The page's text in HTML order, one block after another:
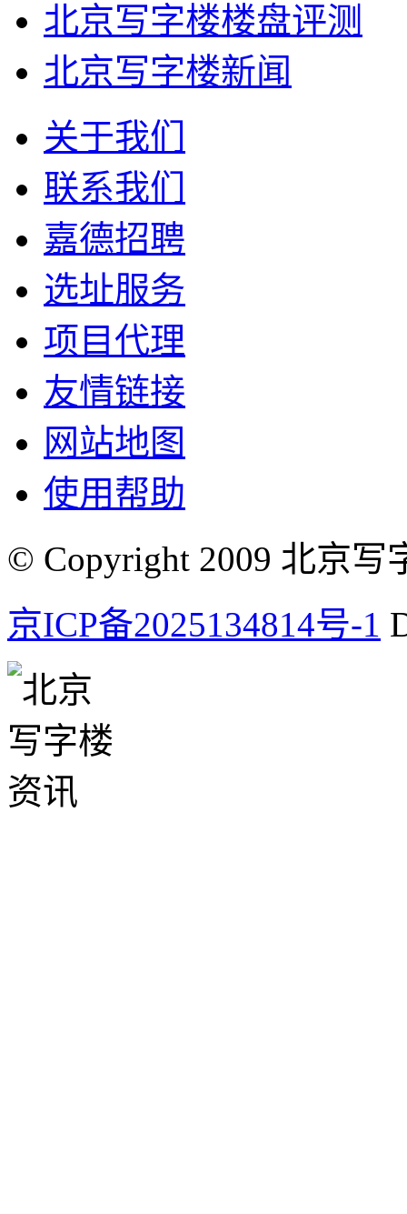
北京写字楼楼盘评测
北京写字楼新闻
关于我们
联系我们
嘉德招聘
选址服务
项目代理
友情链接
网站地图
使用帮助
© Copyright 2009 北京写
京ICP备2025134814号-1